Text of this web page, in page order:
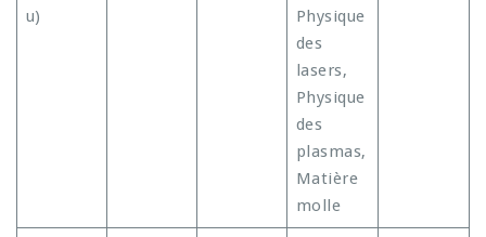
u)
Physique
des
lasers,
Physique
des
plasmas,
Matière
molle